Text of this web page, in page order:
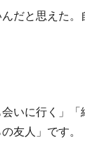
だと思えた
いに行く」「
友人」です。